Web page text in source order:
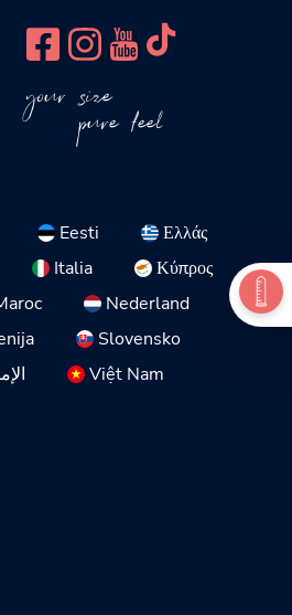
your size
pure feel
Eesti
Ελλάς
Italia
Κύπρος
Nederland
Slovensko
Việt Nam